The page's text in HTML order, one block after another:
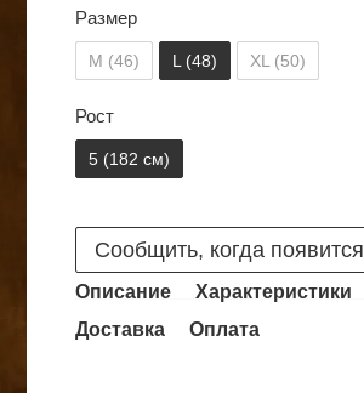
Размер
M (46) L (48) XL (50)
Рост
5 (182 см)
Сообщить, когда появится
Описание Характеристики
Доставка
Оплата